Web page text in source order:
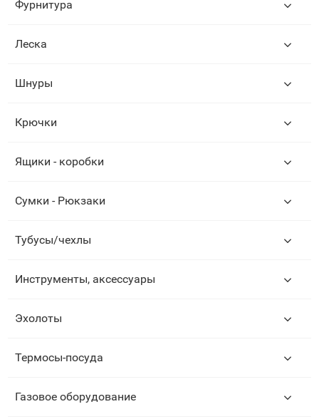
Фурнитура
Леска
Шнуры
Крючки
Ящики - коробки
Сумки - Рюкзаки
Тубусы/чехлы
Инструменты, аксессуары
Эхолоты
Термосы-посуда
Газовое оборудование